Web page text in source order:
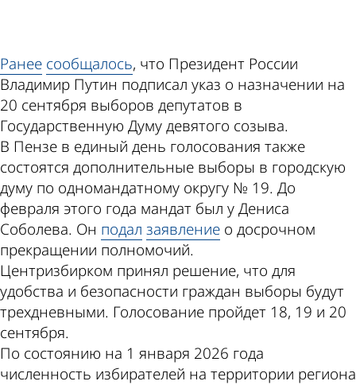
Ранее сообщалось, что Президент России
Владимир Путин подписал указ о назначении на
20 сентября выборов депутатов в
Государственную Думу девятого созыва.
В Пензе в единый день голосования также
состоятся дополнительные выборы в городскую
думу по одномандатному округу № 19. До
февраля этого года мандат был у Дениса
Соболева. Он подал заявление о досрочном
прекращении полномочий.
Центризбирком принял решение, что для
удобства и безопасности граждан выборы будут
трехдневными. Голосование пройдет 18, 19 и 20
сентября.
По состоянию на 1 января 2026 года
численность избирателей на территории региона